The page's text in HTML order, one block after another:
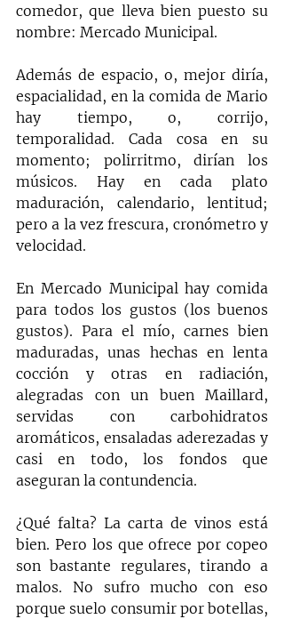
comedor, que lleva bien puesto su
nombre: Mercado Municipal.
Además de espacio, o, mejor diría,
espacialidad, en la comida de Mario
hay tiempo, o, corrijo,
temporalidad. Cada cosa en su
momento; polirritmo, dirían los
músicos. Hay en cada plato
maduración, calendario, lentitud;
pero a la vez frescura, cronómetro y
velocidad.
En Mercado Municipal hay comida
para todos los gustos (los buenos
gustos). Para el mío, carnes bien
maduradas, unas hechas en lenta
cocción y otras en radiación,
alegradas con un buen Maillard,
servidas con carbohidratos
aromáticos, ensaladas aderezadas y
casi en todo, los fondos que
aseguran la contundencia.
¿Qué falta? La carta de vinos está
bien. Pero los que ofrece por copeo
son bastante regulares, tirando a
malos. No sufro mucho con eso
porque suelo consumir por botellas,